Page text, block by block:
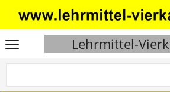
Lehrmittel-